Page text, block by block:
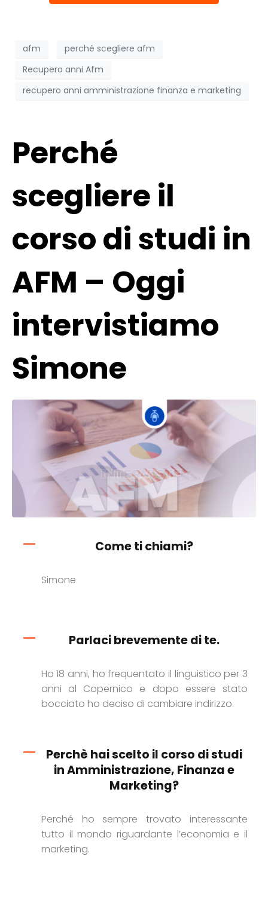
afm
perché scegliere afm
Recupero anni Afm
recupero anni amministrazione finanza e marketing
Perché
scegliere il
corso di studi in
AFM – Oggi
intervistiamo
Simone
Come ti chiami?
Simone
Parlaci brevemente di te.
Ho 18 anni, ho frequentato il linguistico per 3
anni al Copernico e dopo essere stato
bocciato ho deciso di cambiare indirizzo.
Perchè hai scelto il corso di studi
in Amministrazione, Finanza e
Marketing?
Perché ho sempre trovato interessante
tutto il mondo riguardante l’economia e il
marketing.